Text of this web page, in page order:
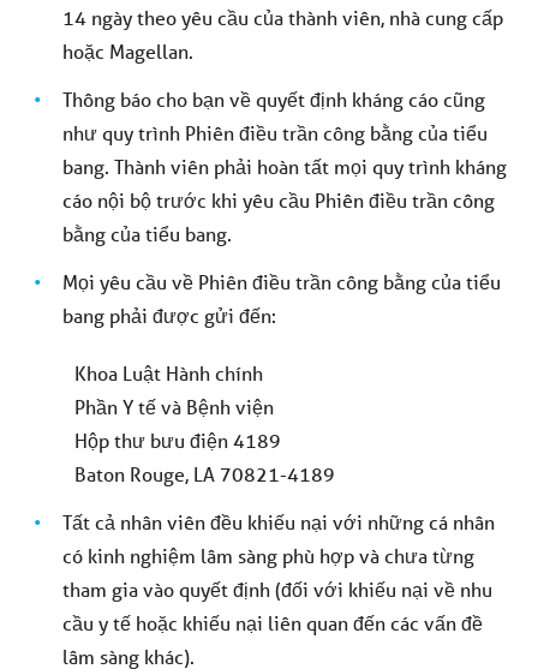
14 ngày theo yêu cầu của thành viên, nhà cung cấp
hoặc Magellan.
Thông báo cho bạn về quyết định kháng cáo cũng
như quy trình Phiên điều trần công bằng của tiểu
bang. Thành viên phải hoàn tất mọi quy trình kháng
cáo nội bộ trước khi yêu cầu Phiên điều trần công
bằng của tiểu bang.
Mọi yêu cầu về Phiên điều trần công bằng của tiểu
bang phải được gửi đến:
Khoa Luật Hành chính
Phần Y tế và Bệnh viện
Hộp thư bưu điện 4189
Baton Rouge, LA 70821-4189
Tất cả nhân viên đều khiếu nại với những cá nhân
có kinh nghiệm lâm sàng phù hợp và chưa từng
tham gia vào quyết định (đối với khiếu nại về nhu
cầu y tế hoặc khiếu nại liên quan đến các vấn đề
lâm sàng khác).